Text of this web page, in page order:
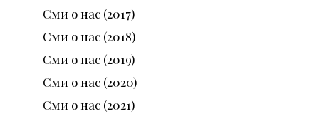
Сми о нас (2017)
Сми о нас (2018)
Сми о нас (2019)
Сми о нас (2020)
Сми о нас (2021)